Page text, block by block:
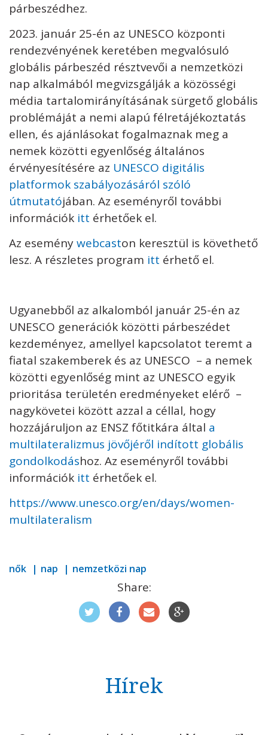
párbeszédhez.
2023. január 25-én az UNESCO központi
rendezvényének keretében megvalósuló
globális párbeszéd résztvevői a nemzetközi
nap alkalmából megvizsgálják a közösségi
média tartalomirányításának sürgető globális
problémáját a nemi alapú félretájékoztatás
ellen, és ajánlásokat fogalmaznak meg a
nemek közötti egyenlőség általános
érvényesítésére az UNESCO digitális
platformok szabályozásáról szóló
útmutatójában. Az eseményről további
információk itt érhetőek el.
Az eseménywebcaston keresztül is követhető
lesz. A részletes program itt érhető el.
Ugyanebből az alkalomból január 25-én az
UNESCO generációk közötti párbeszédet
kezdeményez, amellyel kapcsolatot teremt a
fiatal szakemberek és az UNESCO – a nemek
közötti egyenlőség mint az UNESCO egyik
prioritása területén eredményeket elérő –
nagykövetei között azzal a céllal, hogy
hozzájáruljon az ENSZ főtitkára által a
multilateralizmus jövőjéről indított globális
gondolkodáshoz. Az eseményről további
információk itt érhetőek el.
https://www.unesco.org/en/days/women-
multilateralism
nők nap nemzetközi nap
Share:
Hírek